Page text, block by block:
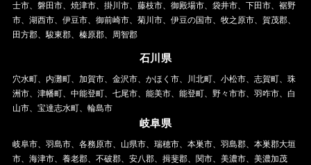
士市、磐田市、焼津市、掛川市、藤枝市、御殿場市、袋井市、下田市、裾野
市、湖西市、伊豆市、御前崎市、菊川市、伊豆の国市、牧之原市、賀茂郡、
田方郡、駿東郡、榛原郡、周智郡
石川県
穴水町、内灘町、加賀市、金沢市、かほく市、川北町、小松市、志賀町、珠
洲市、津幡町、中能登町、七尾市、能美市、能登町、野々市市、羽咋市、白
山市、宝達志水町、輪島市
岐阜県
岐阜市、羽島市、各務原市、山県市、瑞穂市、本巣市、羽島郡、本巣郡大垣
市、海津市、養老郡、不破郡、安八郡、揖斐郡、関市、美濃市、美濃加茂